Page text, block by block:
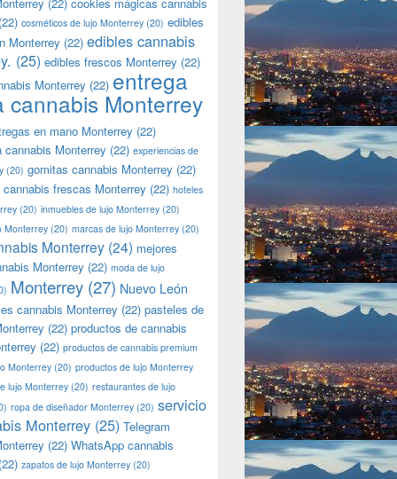
(22) cosméticos de lujo Monterrey (20) edibles
Monterrey (22) edibles cannabis
(25) edibles frescos Monterrey (22)
Monterrey (22) entrega
cannabis Monterrey
en mano Monterrey (22)
cannabis Monterrey (22) experiencias de
(20) gomitas cannabis Monterrey (22)
frescas Monterrey (22) hoteles
(20) inmuebles de lujo Monterrey (20)
Monterrey (20) marcas de lujo Monterrey (20)
Monterrey (24) mejores
Monterrey (22) moda de lujo
Monterrey (27) Nuevo León
cannabis Monterrey (22) pasteles de
(22) productos de cannabis
(22) productos de cannabis premium
Monterrey(20) productos de lujo Monterrey
lujo Monterrey (20) restaurantes de lujo
ropa de diseñador Monterrey (20) servicio
Monterrey (25) Telegram
(22) WhatsApp cannabis
(22) zapatos de lujo Monterrey (20)